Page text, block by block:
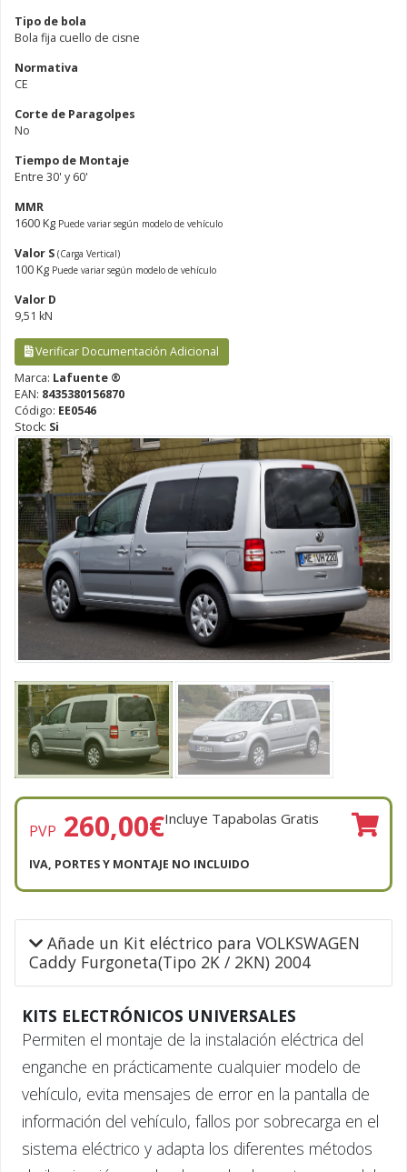
Tipo de bola
Bola fija cuello de cisne
Normativa
CE
Corte de Paragolpes
No
Tiempo de Montaje
Entre 30' y 60'
MMR
1600 Kg Puede variar según modelo de vehículo
Valor S (Carga Vertical)
100 Kg Puede variar según modelo de vehículo
Valor D
9,51 kN
Verificar Documentación Adicional
Marca: Lafuente ®
EAN: 8435380156870
Código: EE0546
Stock: Si
Anterior
PVP 260,00€Incluye Tapabolas Gratis
IVA, PORTES Y MONTAJE NO INCLUIDO
Añade un Kit eléctrico para VOLKSWAGEN
Caddy Furgoneta(Tipo 2K / 2KN) 2004
KITS ELECTRÓNICOS UNIVERSALES
Permiten el montaje de la instalación eléctrica del
enganche en prácticamente cualquier modelo de
vehículo, evita mensajes de error en la pantalla de
información del vehículo, fallos por sobrecarga en el
sistema eléctrico y adapta los diferentes métodos